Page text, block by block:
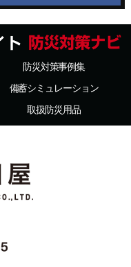
防災対策事例集
備蓄シミュレーション
取扱防災用品